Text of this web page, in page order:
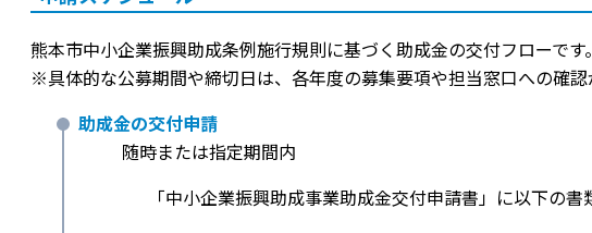
熊本市中小企業振興助成条例施行規則に基づく助成金の交付フローです。
※具体的な公募期間や締切日は、各年度の募集要項や担当窓口への確
助成金の交付申請
随時または指定期間内
「中小企業振興助成事業助成金交付申請書」に以下の書